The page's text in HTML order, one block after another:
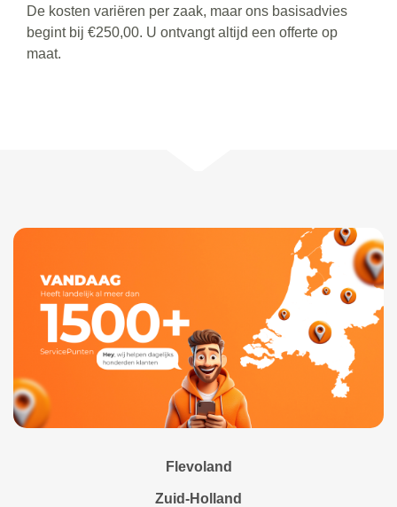
De kosten variëren per zaak, maar ons basisadvies
begint bij €250,00. U ontvangt altijd een offerte op
maat.
Flevoland
Zuid-Holland